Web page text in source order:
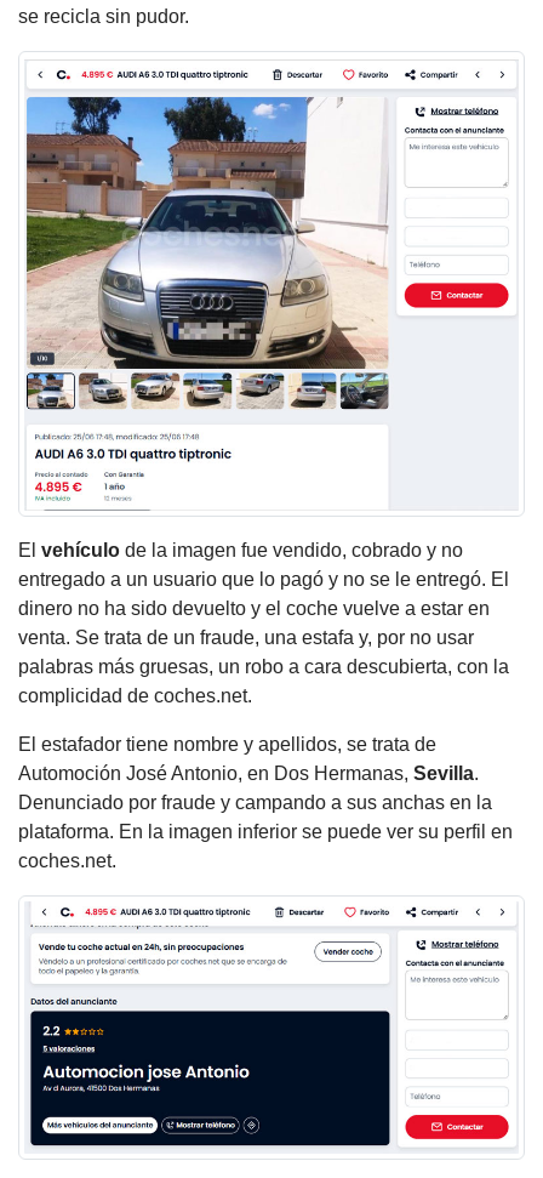
se recicla sin pudor.
El vehículo de la imagen fue vendido, cobrado y no
entregado a un usuario que lo pagó y no se le entregó. El
dinero no ha sido devuelto y el coche vuelve a estar en
venta. Se trata de un fraude, una estafa y, por no usar
palabras más gruesas, un robo a cara descubierta, con la
complicidad de coches.net.
El estafador tiene nombre y apellidos, se trata de
Automoción José Antonio, en Dos Hermanas, Sevilla.
Denunciado por fraude y campando a sus anchas en la
plataforma. En la imagen inferior se puede ver su perfil en
coches.net.